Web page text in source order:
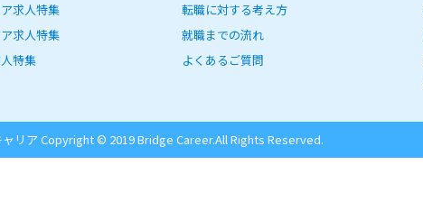
求人特集
求人特集
特集
転職に対する考え方
就職までの流れ
よくあるご質問
リア Copyright © 2019 Bridge Career.All Rights Reserved.